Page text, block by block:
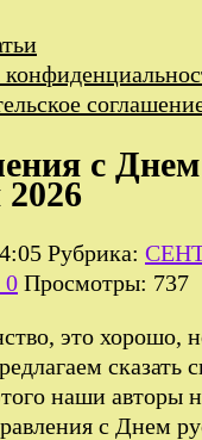
с Днем
2026
Рубрика:
0 Просмотры: 737
это хорошо,
сказать
наши авторы
с Днем